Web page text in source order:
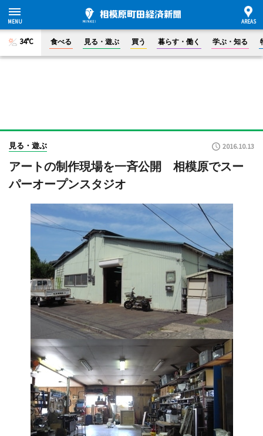
34°C 食べる 見る・遊ぶ 買う 暮らす・働く 学ぶ・知る
見る・遊ぶ 2016.10.13
アートの制作現場を一斉公開 相模原でスー
パーオープンスタジオ